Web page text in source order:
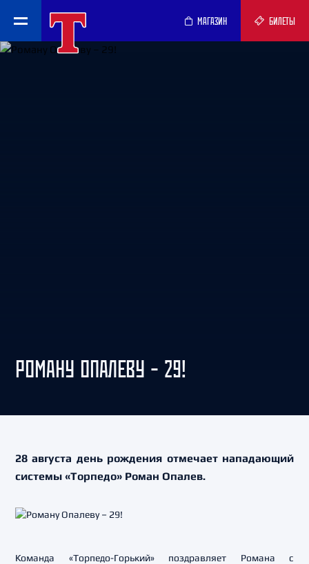
МАГАЗИН БИЛЕТЫ
РОМАНУ ОПАЛЕВУ – 29!
28 августа день рождения отмечает нападающий
системы «Торпедо» Роман Опалев.
Команда «Торпедо-Горький» поздравляет Романа с